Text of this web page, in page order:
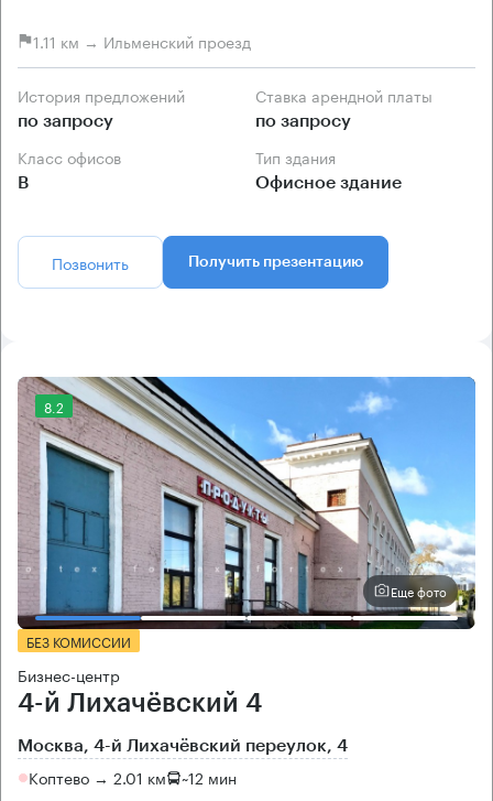
1.11 км → Ильменский проезд
История предложений
по запросу
Ставка арендной платы
по запросу
Класс офисов
B
Тип здания
Офисное здание
Позвонить Получить презентацию
8.2
Еще фото
БЕЗ КОМИССИИ
Бизнес-центр
4-й Лихачёвский 4
Москва, 4-й Лихачёвский переулок, 4
Коптево → 2.01 км ~12 мин